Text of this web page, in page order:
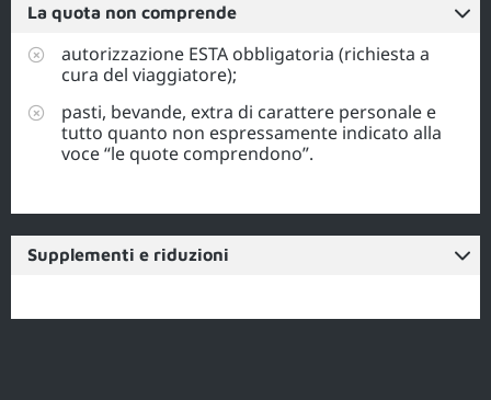
La quota non comprende
autorizzazione ESTA obbligatoria (richiesta a
cura del viaggiatore);
pasti, bevande, extra di carattere personale e
tutto quanto non espressamente indicato alla
voce “le quote comprendono”.
Supplementi e riduzioni